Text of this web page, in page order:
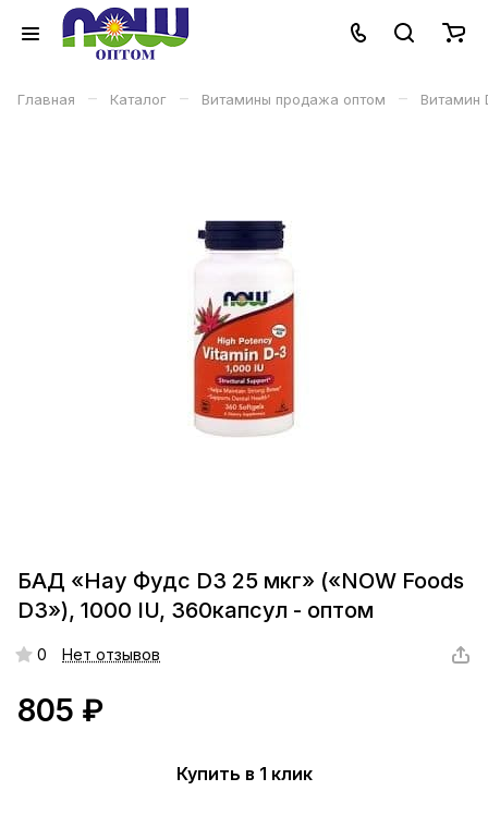
Главная – Каталог – Витамины продажа оптом – Витамин
БАД «Нау Фудс D3 25 мкг» («NOW Foods
D3»), 1000 IU, 360капсул - оптом
0 Нет отзывов
805 ₽
Купить в 1 клик